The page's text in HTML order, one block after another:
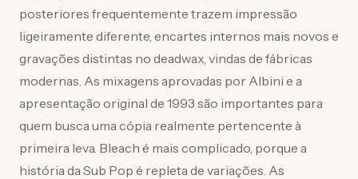
posteriores frequentemente trazem impressão
ligeiramente diferente, encartes internos mais novos e
gravações distintas no deadwax, vindas de fábricas
modernas. As mixagens aprovadas por Albini e a
apresentação original de 1993 são importantes para
quem busca uma cópia realmente pertencente à
primeira leva. Bleach é mais complicado, porque a
história da Sub Pop é repleta de variações. As